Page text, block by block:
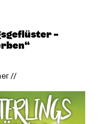
–
//